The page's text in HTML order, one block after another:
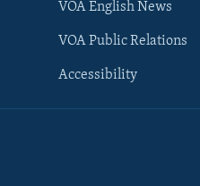
VOA English News
VOA Public Relations
Accessibility